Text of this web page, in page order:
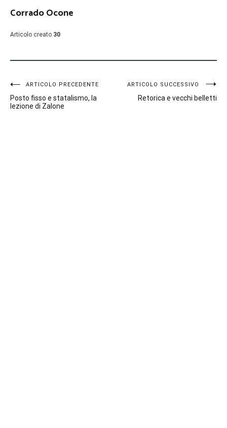
Corrado Ocone
Articolo creato 30
Navigazione
articoli
ARTICOLO PRECEDENTE
Posto fisso e statalismo, la
lezione di Zalone
ARTICOLO SUCCESSIVO
Retorica e vecchi belletti